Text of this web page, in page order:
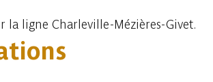
la ligne Charleville-Mézières-Givet.